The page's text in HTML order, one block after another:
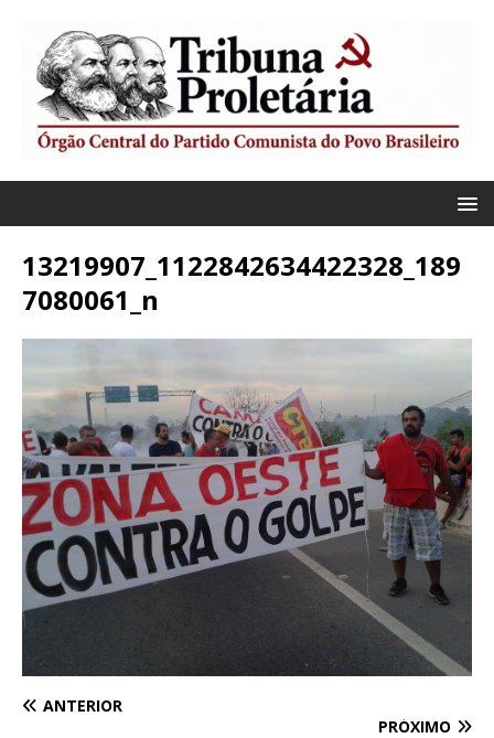
13219907_1122842634422328_189
7080061_n
ANTERIOR
PRÓXIMO